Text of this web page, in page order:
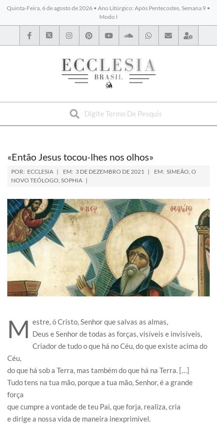
Quinta-Feira, 6 de agosto de 2026 • Ano Litúrgico: Após Pentecostes, Semana 9 •
Modo I
BYBLOS
«Então Jesus tocou-lhes nos olhos»
POR: ECCLESIA EM: 3 DE DEZEMBRO DE 2021 EM: SIMEÃO, O
NOVO TEÓLOGO, SOPHIA
M estre, ó Cristo, Senhor que salvas as almas,
Deus e Senhor de todas as forças, visíveis e invisíveis,
Criador de tudo o que há no Céu, do que existe acima do
Céu,
do que há sob a Terra, mas também do que há na Terra. […]
Tudo tens na tua mão, porque a tua mão, Senhor, é a grande
força
que cumpre a vontade de teu Pai, que forja, realiza, cria
e dirige a nossa vida de maneira inexprimível.